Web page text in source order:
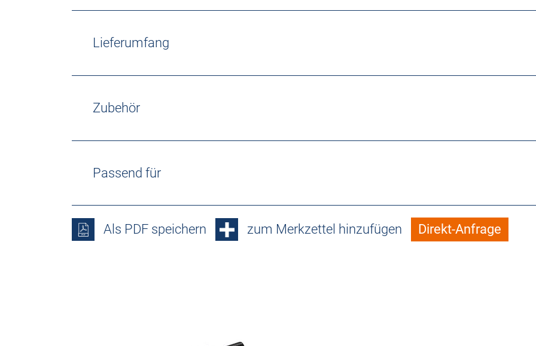
Lieferumfang
Zubehör
Passend für
Als PDF speichern zum Merkzettel hinzufügen Direkt-Anfrage